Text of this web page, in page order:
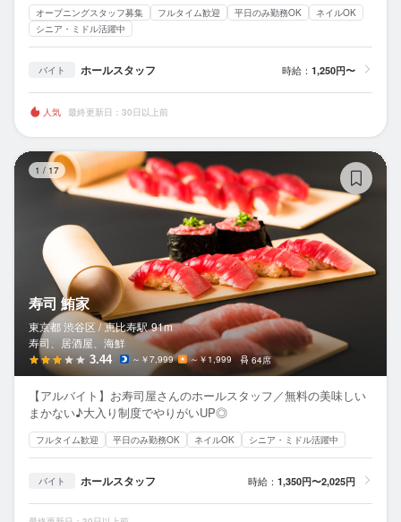
オープニングスタッフ募集 フルタイム歓迎 平日のみ勤務OK
ネイルOK
シニア・ミドル活躍中
バイト ホールスタッフ 時給： 1,250円〜
人気 最終更新日：30日以上前
1 / 17
寿司 鮪家
東京都 渋谷区 / 恵比寿駅 91m
寿司、居酒屋、海鮮
3.44 ～￥7,999 ～￥1,999 64席
【アルバイト】お寿司屋さんのホールスタッフ／無料の美味しい
まかない♪大入り制度でやりがいUP◎
フルタイム歓迎 平日のみ勤務OK ネイルOK シニア・ミドル活躍中
バイト ホールスタッフ 時給： 1,350円〜2,025円